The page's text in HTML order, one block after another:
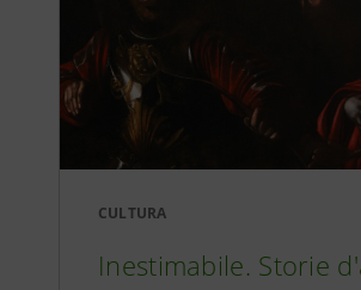
CULTURA
Inestimabile. Storie